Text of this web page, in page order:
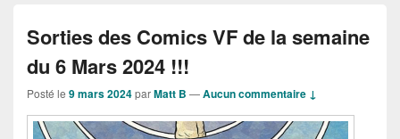
Sorties des Comics VF de la semaine
du 6 Mars 2024 !!!
Posté le 9 mars 2024parMatt B —Aucun commentaire ↓